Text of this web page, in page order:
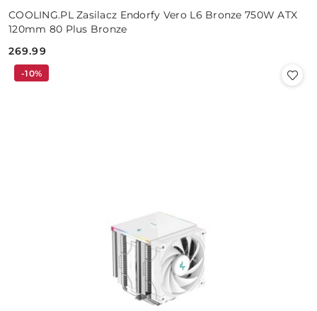
COOLING.PL Zasilacz Endorfy Vero L6 Bronze 750W ATX
120mm 80 Plus Bronze
Cena:
269.99
-10%